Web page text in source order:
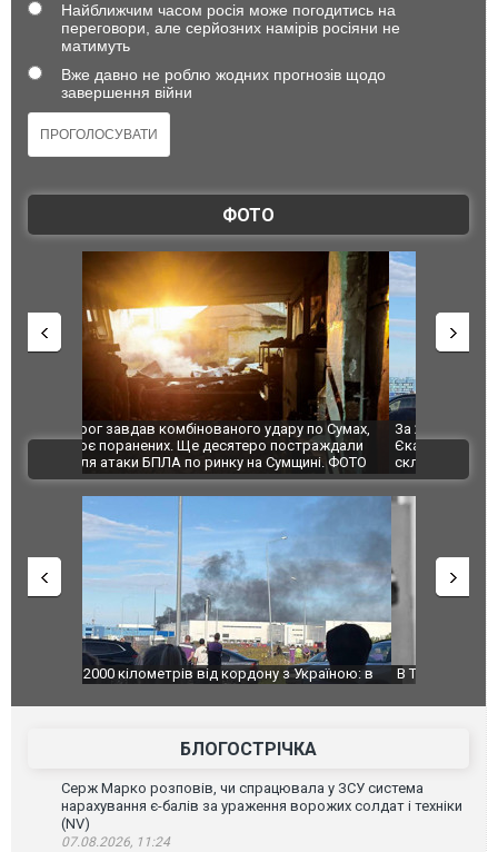
Найближчим часом росія може погодитись на
переговори, але серйозних намірів росіяни не
матимуть
Вже давно не роблю жодних прогнозів щодо
завершення війни
ФОТО
За 2000 кілометрів від кордону з Україною: в
Єкатеринбурзі після атаки дронів загорівся
склад Wildberries. ФОТО. ВІДЕО
"Мої
ВІДЕО
В Таїланді футболіст загинув від удару
постраждали. ВІДЕО
БЛОГОСТРІЧКА
Серж Марко розповів, чи спрацювала у ЗСУ система
нарахування є-балів за ураження ворожих солдат і техніки
(NV)
07.08.2026, 11:24